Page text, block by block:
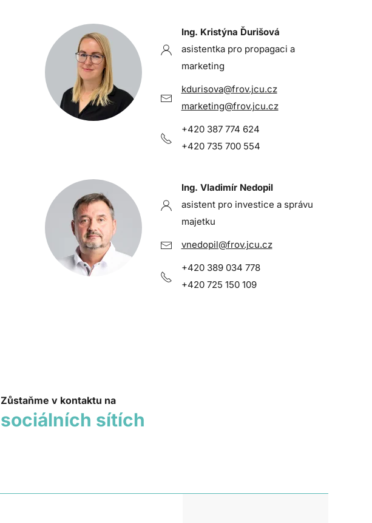
Ing. Kristýna Ďurišová
asistentka pro propagaci a
marketing
kdurisova@frov.jcu.cz
marketing@frov.jcu.cz
+420 387 774 624
+420 735 700 554
Ing. Vladimír Nedopil
asistent pro investice a správu
majetku
vnedopil@frov.jcu.cz
+420 389 034 778
+420 725 150 109
Zůstaňme v kontaktu na
sociálních sítích